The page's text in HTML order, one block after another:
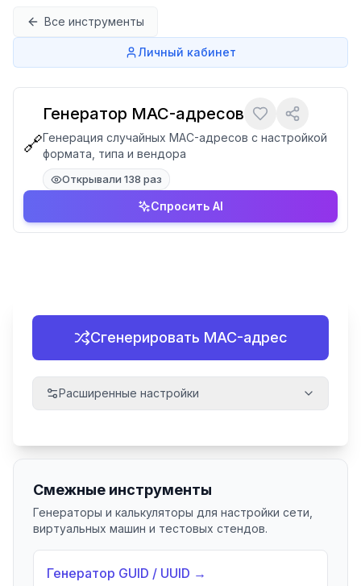
Все инструменты
Личный кабинет
🔗
Генератор MAC-адресов
Генерация случайных MAC-адресов с настройкой
формата, типа и вендора
Открывали 138 раз
Спросить AI
Сгенерировать MAC-адрес
Расширенные настройки
Разделитель
Регистр букв
Смежные инструменты
Генераторы и калькуляторы для настройки сети,
виртуальных машин и тестовых стендов.
Генератор GUID / UUID →